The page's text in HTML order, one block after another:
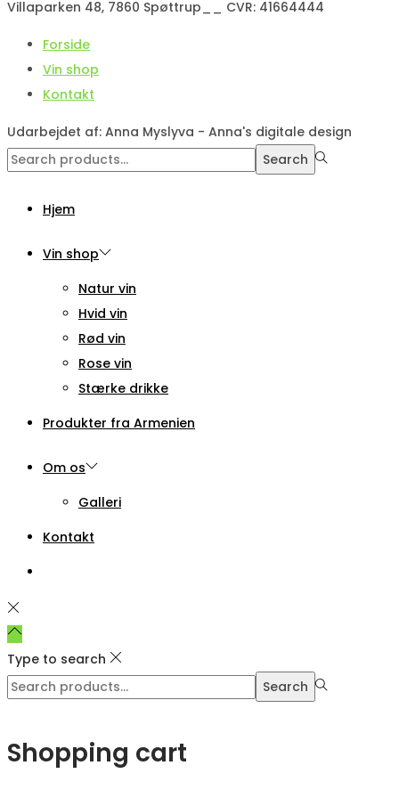
Villaparken 48, 7860 Spøttrup__ CVR: 41664444
Forside
Vin shop
Kontakt
Udarbejdet af: Anna Myslyva - Anna's digitale design
Search
Search
Hjem
Vin shop
Natur vin
Hvid vin
Rød vin
Rose vin
Stærke drikke
Produkter fra Armenien
Om os
Galleri
Kontakt
Type to search
Search
Search
Shopping cart